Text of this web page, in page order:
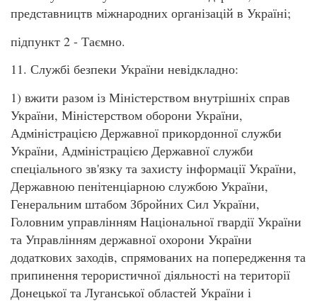
представництв міжнародних організацій в Україні;
підпункт 2 - Таємно.
11. Службі безпеки України невідкладно:
1) вжити разом із Міністерством внутрішніх справ
України, Міністерством оборони України,
Адміністрацією Державної прикордонної служби
України, Адміністрацією Державної служби
спеціального зв'язку та захисту інформації України,
Державною пенітенціарною службою України,
Генеральним штабом Збройних Сил України,
Головним управлінням Національної гвардії України
та Управлінням державної охорони України
додаткових заходів, спрямованих на попередження та
припинення терористичної діяльності на території
Донецької та Луганської областей України і